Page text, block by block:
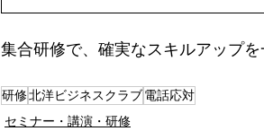
集合研修で、確実なスキルアップ
研修北洋ビジネスクラブ電話応対
セミナー・講演・研修